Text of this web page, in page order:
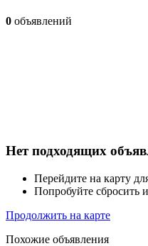
0 объявлений
Нет подходящих
Перейдите на карту
Попробуйте сбросить
Продолжить на карте
Похожие объявления